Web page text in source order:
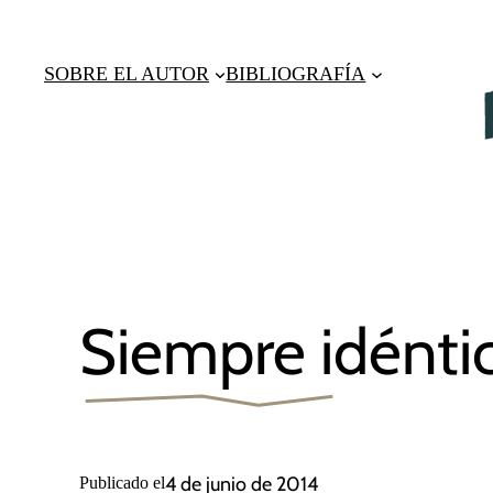
contenido
SOBRE EL AUTOR BIBLIOGRAFÍA
Siempre
Publicado el4 de junio de 2014